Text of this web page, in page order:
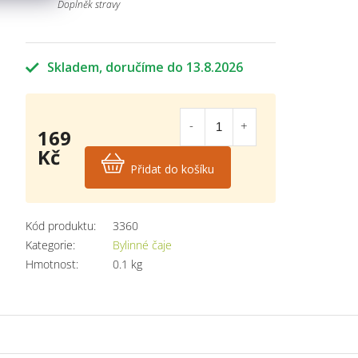
Skladem 13.8.2026
Doplněk stravy
Kód produktu:
3360
Kategorie:
Bylinné čaje
Hmotnost: 0.1 kg
169
Kč Přidat do košíku